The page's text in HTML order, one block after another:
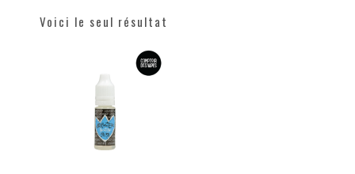
Voici le seul résultat